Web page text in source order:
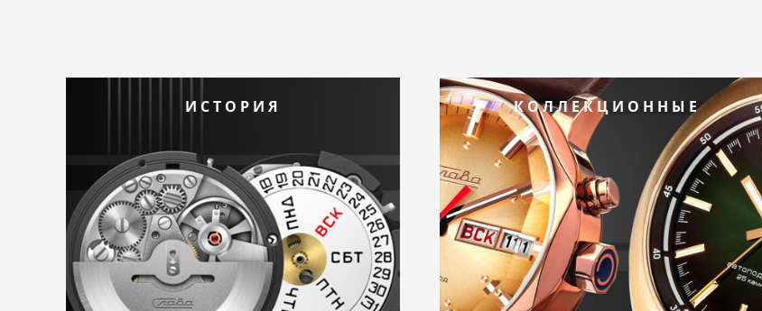
ИСТОРИЯ КОЛЛЕКЦИОННЫЕ